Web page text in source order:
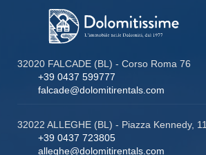
32020 FALCADE (BL) - Corso Roma 76
+39 0437 599777
falcade@dolomitirentals.com
32022 ALLEGHE (BL) - Piazza Kennedy, 11
+39 0437 723805
alleghe@dolomitirentals.com